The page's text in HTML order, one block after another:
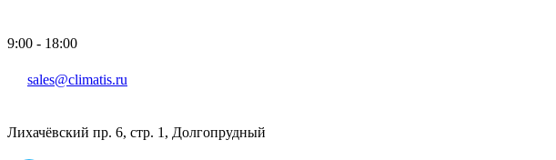
9:00 - 18:00
sales@climatis.ru
Лихачёвский пр. 6, стр. 1, Долгопрудный